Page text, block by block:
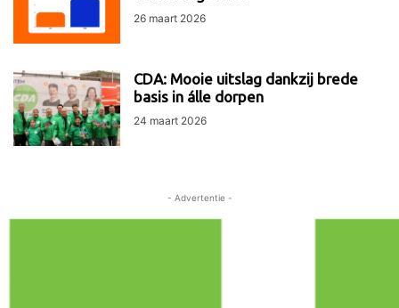
26 maart 2026
CDA: Mooie uitslag dankzij brede
basis in álle dorpen
24 maart 2026
- Advertentie -